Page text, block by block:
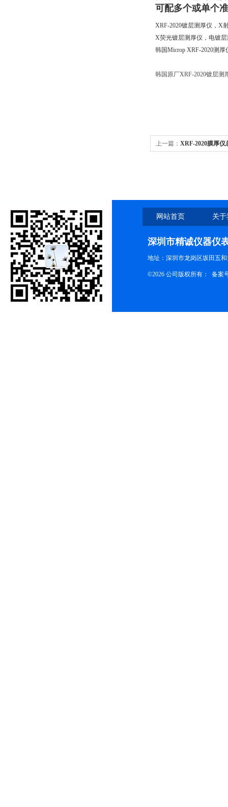
可配多个或单个
XRF-2020镀层测厚仪，X
X荧光镀层测厚仪，电镀
韩国Microp XRF-2020测厚
韩国原厂XRF-2020镀层测
上一篇： XRF-2020膜厚
网站首页 关
深圳市精诚仪器仪
地址：深圳市龙岗区坂田五
©2026 公司版权所有： 备案